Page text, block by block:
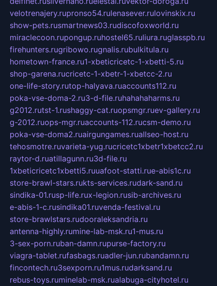
velotrenajery.rupronso54.rulenasever.rulovinskix.ru
show-pets.rusmartnews03.rudiscofoxworld.ru
miraclecoon.rupongup.ruhostel65.ruliura.ruglasspb.ru
firehunters.rugribowo.rugnalis.rubulkitula.ru
hometown-france.ru1-xbeticricetc-1-xbetti-5.ru
shop-garena.rucricetc-1-xbetr-1-xbetcc-2.ru
one-life-story.rutop-halyava.ruaccounts112.ru
poka-vse-doma-2.ru3-d-file.ruhahahaharms.ru
g2012.rutst-1.rushaggy-cat.ruopsmgr.ruev-gallery.ru
g-2012.ruops-mgr.ruaccounts-112.rucsm-demo.ru
poka-vse-doma2.ruairgungames.ruallseo-host.ru
tehosmotre.ruvarieta-yug.rucricetc1xbetr1xbetcc2.ru
raytor-d.ruatillagunn.ru3d-file.ru
1xbeticricetc1xbetti5.ruuafoot-statti.rue-abis1c.ru
store-brawl-stars.rukts-services.rudark-sand.ru
sindika-01.rusp-life.rux-legion.rusib-archives.ru
e-abis-1-c.rusindika01.ruvenda-festival.ru
store-brawlstars.rudooraleksandria.ru
antenna-highly.rumine-lab-msk.ru1-mus.ru
3-sex-porn.ruban-damn.rupurse-factory.ru
viagra-tablet.rufasbags.ruadler-jun.rubandamn.ru
fincontech.ru3sexporn.ru1mus.rudarksand.ru
rebus-toys.ruminelab-msk.rualabuga-cityhotel.ru